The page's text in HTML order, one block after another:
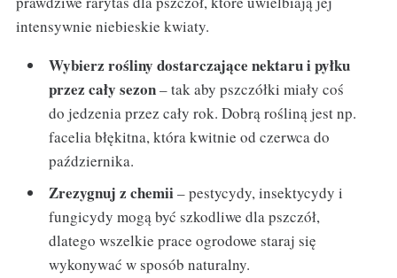
intensywnie niebieskie kwiaty.
Wybierz rośliny dostarczające nektaru i pyłku
przez cały sezon– tak aby pszczółki miały coś
do jedzenia przez cały rok. Dobrą rośliną jest np.
facelia błękitna, która kwitnie od czerwca do
października.
Zrezygnuj z chemii– pestycydy, insektycydy i
fungicydy mogą być szkodliwe dla pszczół,
dlatego wszelkie prace ogrodowe staraj się
wykonywać w sposób naturalny.